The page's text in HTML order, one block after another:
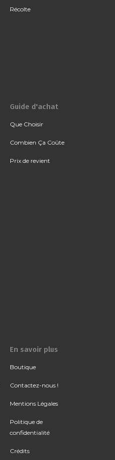
Récolte
Guide d'achat
Que Choisir
Combien Ça Coûte
Prix de revient
En savoir plus
Boutique
Contactez-nous !
Mentions Légales
Politique de
confidentialité
Crédits